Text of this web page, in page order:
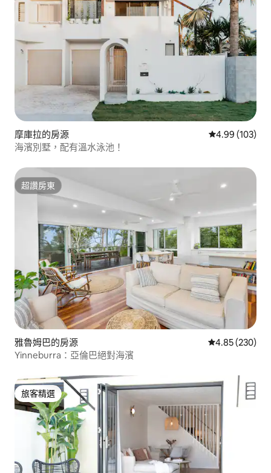
摩庫拉的房源 從 103 則評價
4.99 (103)
海濱別墅，配有溫水泳池！
超讚房東
超讚房東
雅魯姆巴的房源 從 230 則評價
4.85 (230)
Yinneburra：亞倫巴絕對海濱
旅客精選
旅客精選